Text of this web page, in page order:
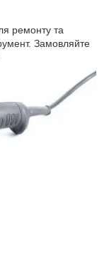
ремонту та
Замовляйте